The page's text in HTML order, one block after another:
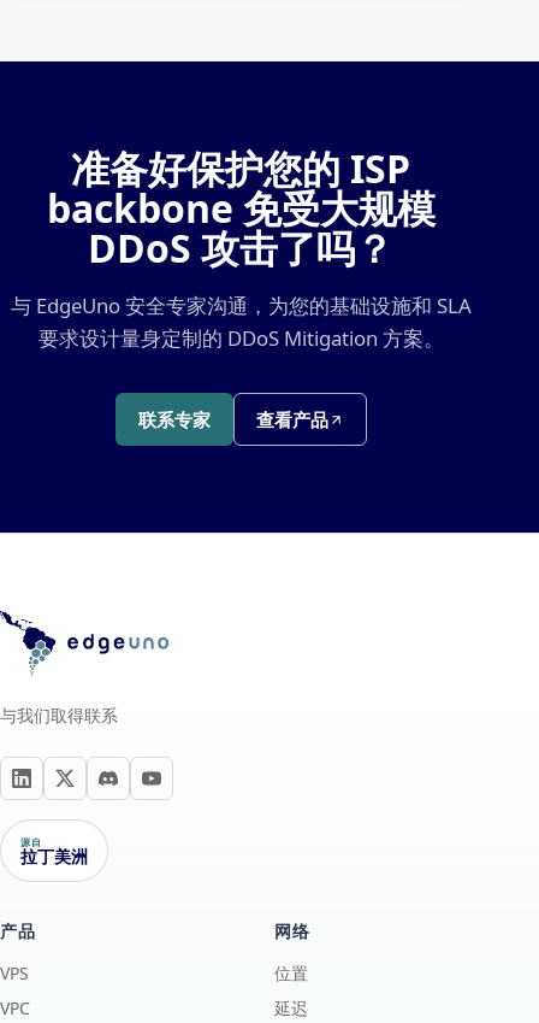
准备好保护您的 ISP
backbone 免受大规模
DDoS 攻击了吗？
与 EdgeUno 安全专家沟通，为您的基础设施和 SLA
要求设计量身定制的 DDoS Mitigation 方案。
联系专家 查看产品
与我们取得联系
源自
拉丁美洲
产品
VPS
VPC
网络
位置
延迟